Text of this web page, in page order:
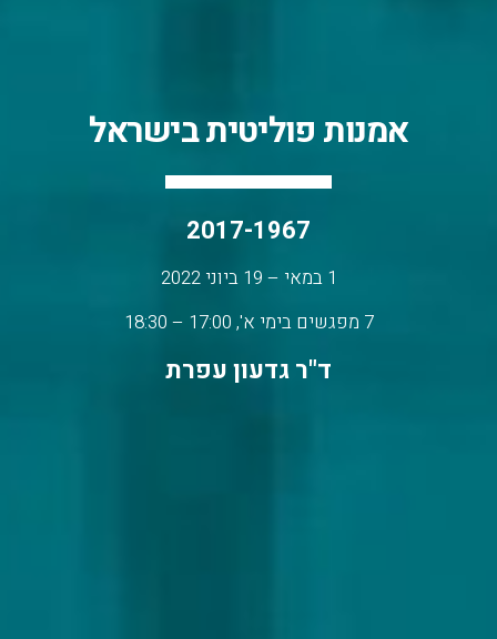
אמנות פוליטית בישראל
2017-1967
1 במאי – 19 ביוני 2022
7 מפגשים בימי א', 17:00 – 18:30
ד"ר גדעון עפרת